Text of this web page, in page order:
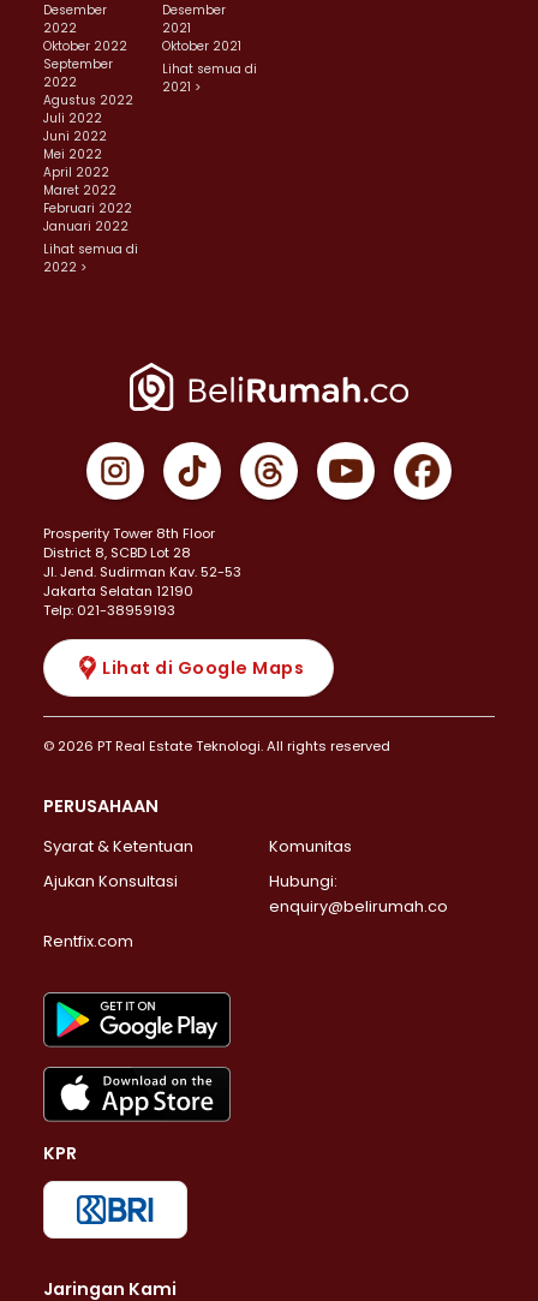
Desember
2022
Oktober 2022
September
2022
Agustus 2022
Juli 2022
Juni 2022
Mei 2022
April 2022
Maret 2022
Februari 2022
Januari 2022
Lihat semua di
2022 >
Desember
2021
Oktober 2021
Lihat semua di
2021 >
Prosperity Tower 8th Floor
District 8, SCBD Lot 28
JI. Jend. Sudirman Kav. 52-53
Jakarta Selatan 12190
Telp: 021-38959193
Lihat di Google Maps
© 2026 PT Real Estate Teknologi. All rights reserved
PERUSAHAAN
Syarat & Ketentuan
Komunitas
Ajukan Konsultasi
Hubungi:
enquiry@belirumah.co
Rentfix.com
KPR
Jaringan Kami